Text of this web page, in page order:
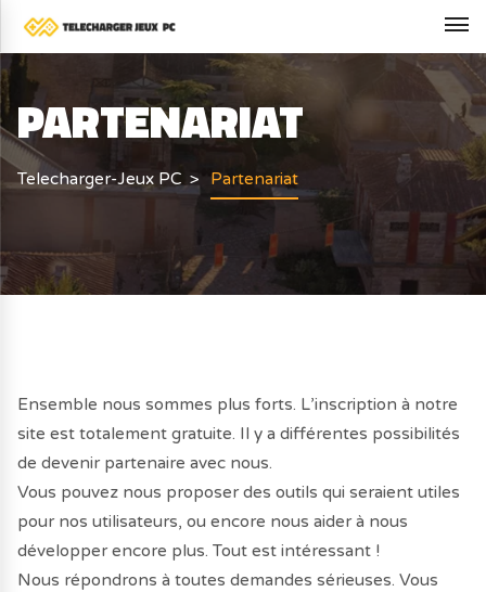
PARTENARIAT
Telecharger-Jeux PC Partenariat
Ensemble nous sommes plus forts. L’inscription à notre
site est totalement gratuite. Il y a différentes possibilités
de devenir partenaire avec nous.
Vous pouvez nous proposer des outils qui seraient utiles
pour nos utilisateurs, ou encore nous aider à nous
développer encore plus. Tout est intéressant !
Nous répondrons à toutes demandes sérieuses. Vous